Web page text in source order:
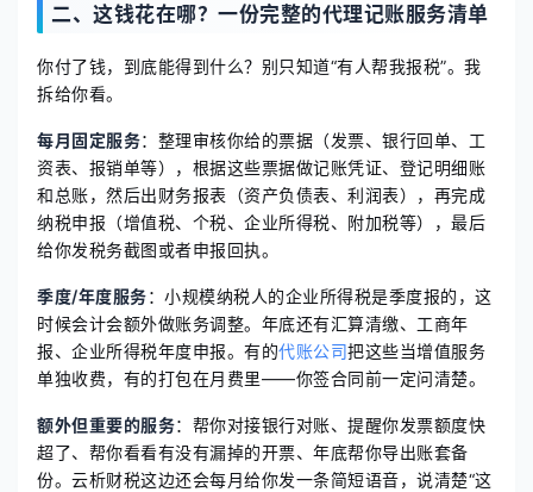
二、这钱花在哪？一份完整的代理记账服务清单
你付了钱，到底能得到什么？别只知道“有人帮我报税”。我
拆给你看。
每月固定服务：整理审核你给的票据（发票、银行回单、工
资表、报销单等），根据这些票据做记账凭证、登记明细账
和总账，然后出财务报表（资产负债表、利润表），再完成
纳税申报（增值税、个税、企业所得税、附加税等），最后
给你发税务截图或者申报回执。
季度/年度服务：小规模纳税人的企业所得税是季度报的，这
时候会计会额外做账务调整。年底还有汇算清缴、工商年
报、企业所得税年度申报。有的代账公司把这些当增值服务
单独收费，有的打包在月费里——你签合同前一定问清楚。
额外但重要的服务：帮你对接银行对账、提醒你发票额度快
超了、帮你看看有没有漏掉的开票、年底帮你导出账套备
份。云析财税这边还会每月给你发一条简短语音，说清楚“这